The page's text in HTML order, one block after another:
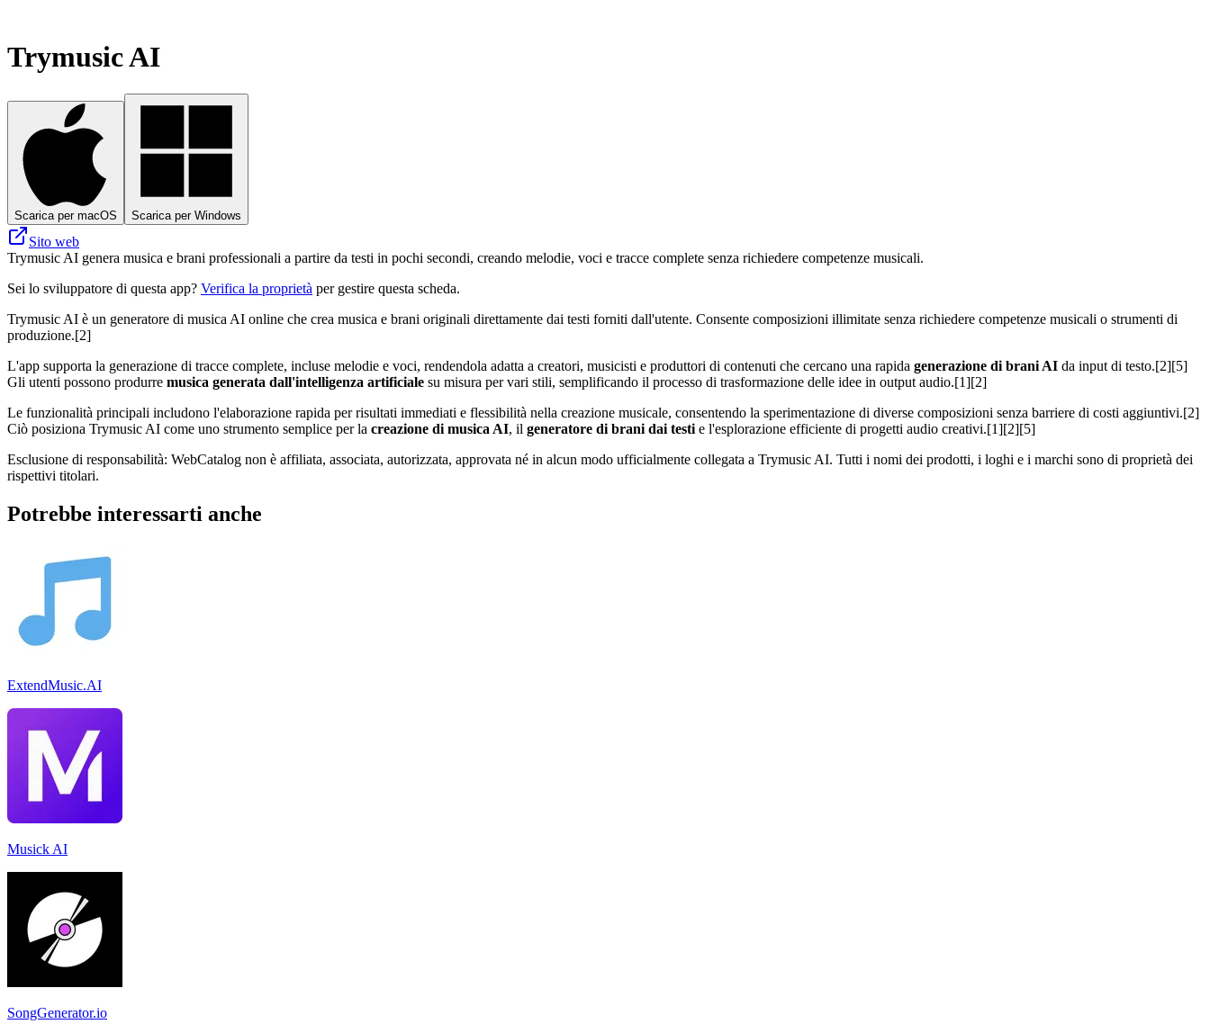
Trymusic AI
Scarica per macOS Scarica per Windows
Sito web
Trymusic AI genera musica e brani professionali a partire da testi in pochi secondi, creando melodie, voci e tracce complete senza richiedere competenze musicali.
Sei lo sviluppatore di questa app? Verifica la proprietà per gestire questa scheda.
Trymusic AI è un generatore di musica AI online che crea musica e brani originali direttamente dai testi forniti dall'utente. Consente composizioni illimitate senza richiedere competenze musicali o strumenti di
produzione.[2]
L'app supporta la generazione di tracce complete, incluse melodie e voci, rendendola adatta a creatori, musicisti e produttori di contenuti che cercano una rapida generazione di brani AI da input di testo.[2][5]
Gli utenti possono produrre musica generata dall'intelligenza artificiale su misura per vari stili, semplificando il processo di trasformazione delle idee in output audio.[1][2]
Le funzionalità principali includono l'elaborazione rapida per risultati immediati e flessibilità nella creazione musicale, consentendo la sperimentazione di diverse composizioni senza barriere di costi aggiuntivi.[2]
Ciò posiziona Trymusic AI come uno strumento semplice per la creazione di musica AI, il generatore di brani dai testi e l'esplorazione efficiente di progetti audio creativi.[1][2][5]
Esclusione di responsabilità: WebCatalog non è affiliata, associata, autorizzata, approvata né in alcun modo ufficialmente collegata a Trymusic AI. Tutti i nomi dei prodotti, i loghi e i marchi sono di proprietà dei
rispettivi titolari.
Potrebbe interessarti anche
ExtendMusic.AI
Musick AI
SongGenerator.io